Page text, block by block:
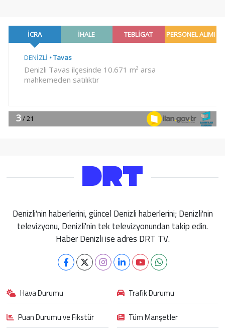
Denizli'nin haberlerini, güncel Denizli haberlerini; Denizli'nin
televizyonu, Denizli'nin tek televizyonundan takip edin.
Haber Denizli ise adres DRT TV.
Hava Durumu
Trafik Durumu
Puan Durumu ve Fikstür
Tüm Manşetler